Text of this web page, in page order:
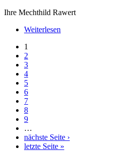
Ihre Mechthild Rawert
Weiterlesen
1
2
3
4
5
6
7
8
9
…
nächste Seite ›
letzte Seite »